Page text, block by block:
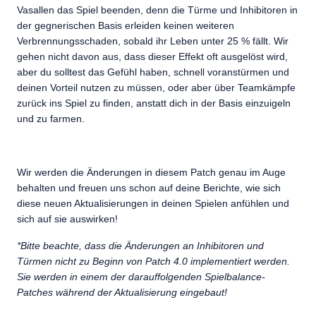
Vasallen das Spiel beenden, denn die Türme und Inhibitoren in
der gegnerischen Basis erleiden keinen weiteren
Verbrennungsschaden, sobald ihr Leben unter 25 % fällt. Wir
gehen nicht davon aus, dass dieser Effekt oft ausgelöst wird,
aber du solltest das Gefühl haben, schnell voranstürmen und
deinen Vorteil nutzen zu müssen, oder aber über Teamkämpfe
zurück ins Spiel zu finden, anstatt dich in der Basis einzuigeln
und zu farmen.
Wir werden die Änderungen in diesem Patch genau im Auge
behalten und freuen uns schon auf deine Berichte, wie sich
diese neuen Aktualisierungen in deinen Spielen anfühlen und
sich auf sie auswirken!
*Bitte beachte, dass die Änderungen an Inhibitoren und
Türmen nicht zu Beginn von Patch 4.0 implementiert werden.
Sie werden in einem der darauffolgenden Spielbalance-
Patches während der Aktualisierung eingebaut!